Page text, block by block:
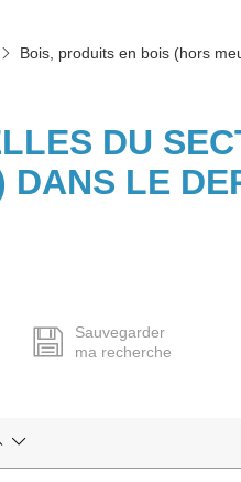
Bois, produits en bois (hors
DU
LE
Sauvegarder
ma recherche